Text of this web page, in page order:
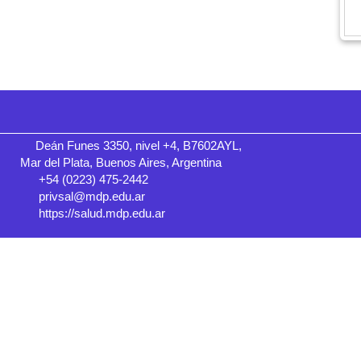
Deán Funes 3350, nivel +4, B7602AYL,
Mar del Plata, Buenos Aires, Argentina
+54 (0223) 475-2442
privsal@mdp.edu.ar
https://salud.mdp.edu.ar